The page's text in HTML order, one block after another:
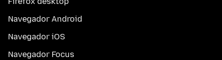
Navegador Android
Navegador iOS
Navegador Focus